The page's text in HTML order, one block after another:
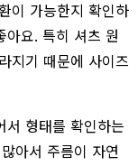
이 가능한지 확인하
아요. 특히 셔츠 원
지기 때문에 사이즈
서 형태를 확인하는
아서 주름이 자연